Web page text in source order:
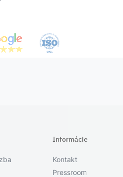
Informácie
Kontakt
Pressroom